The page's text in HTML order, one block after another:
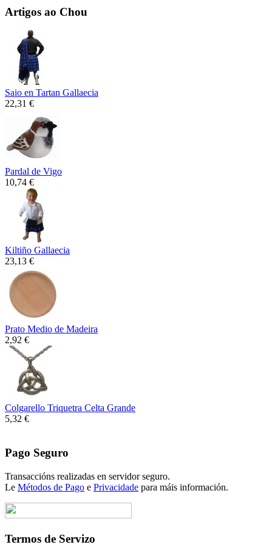
Artigos ao Chou
Saio en Tartan Gallaecia
22,31 €
Pardal de Vigo
10,74 €
Kiltiño Gallaecia
23,13 €
Prato Medio de Madeira
2,92 €
Colgarello Triquetra Celta Grande
5,32 €
Pago Seguro
Transaccións realizadas en servidor seguro.
Le Métodos de Pago e Privacidade para máis información.
Termos de Servizo